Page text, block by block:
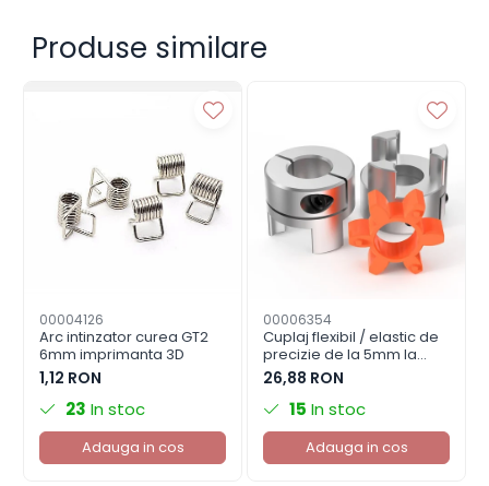
Produse similare
00004126
Arc intinzator curea GT2
6mm imprimanta 3D
1,12 RON
23 In stoc
Adauga in cos
00006354
Cuplaj flexibil / elastic de
precizie de la 5mm la
8mm imprimanta 3D
26,88 RON
15 In stoc
Adauga in cos